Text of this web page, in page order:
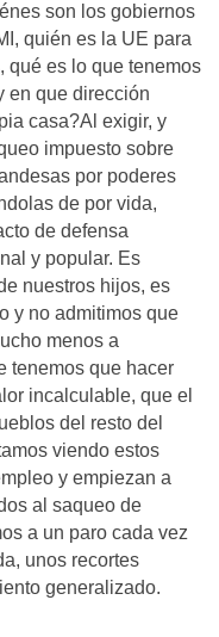
son los gobiernos
quién es la UE para
qué es lo que tenemos
en que dirección
casa?Al exigir, y
impuesto sobre
por poderes
de por vida,
de defensa
y popular. Es
nuestros hijos, es
y no admitimos que
menos a
tenemos que hacer
incalculable, que el
del resto del
viendo estos
y empiezan a
al saqueo de
a un paro cada vez
unos recortes
generalizado.